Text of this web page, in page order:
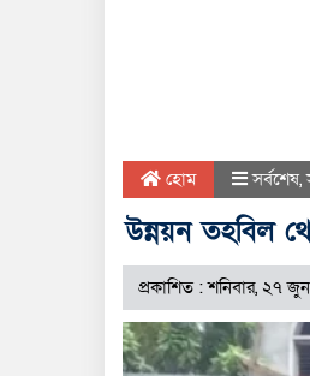
হোম সর্বশেষ,
উন্নয়ন তহবিল
প্রকাশিত : শনিবার, ২৭